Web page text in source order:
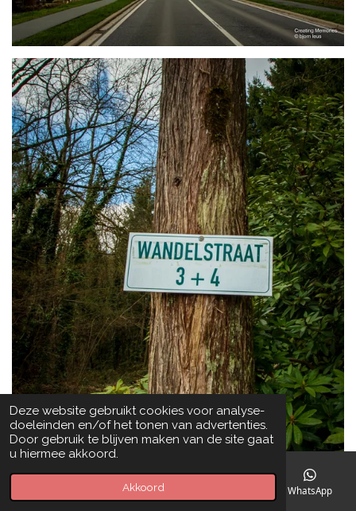
Deze website gebruikt cookies voor analyse-
doeleinden en/of het tonen van advertenties.
Door gebruik te blijven maken van de site gaat
u hiermee akkoord.
Akkoord
Telefoonnummer WhatsApp